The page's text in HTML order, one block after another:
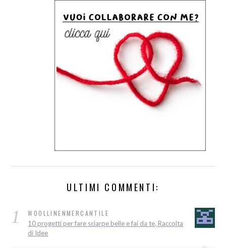
ULTIMI COMMENTI:
1 WOOLLINENMERCANTILE
10 progetti per fare sciarpe belle e fai da te, Raccolta
di Idee